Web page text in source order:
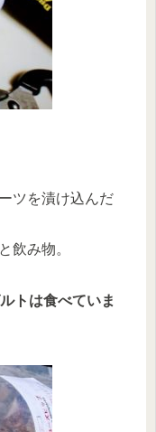
ツを漬け込んだ
飲み物。
トは食べていま